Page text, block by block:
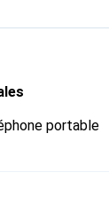
un choix
portable